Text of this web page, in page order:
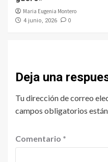
Maria Eugenia Montero
4 junio, 2026 0
Deja una
Tu dirección de correo
campos obligatorios
Comentario *